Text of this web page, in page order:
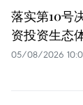
落实第10号
资投资生态
05/08/2026